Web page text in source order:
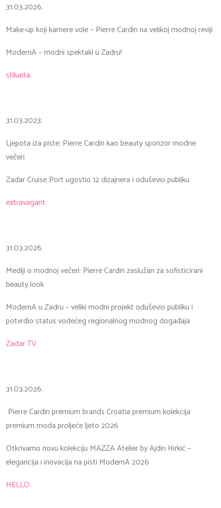
31.03.2026.
Make-up koji kamere vole – Pierre Cardin na velikoj modnoj reviji
ModernA – modni spektakl u Zadru!
stilueta.
31.03.2023.
Ljepota iza piste: Pierre Cardin kao beauty sponzor modne
večeri
Zadar Cruise Port ugostio 12 dizajnera i oduševio publiku
extravagant
31.03.2026.
Mediji o modnoj večeri: Pierre Cardin zaslužan za sofisticirani
beauty look
ModernA u Zadru – veliki modni projekt oduševio publiku i
potvrdio status vodećeg regionalnog modnog događaja
Zadar TV
31.03.2026.
Pierre Cardin premium brands Croatia premium kolekcija
premium moda proljeće ljeto 2026
Otkrivamo novu kolekciju MAZZA Atelier by Ajdin Hirkić –
elegancija i inovacija na pisti ModernA 2026
HELLO